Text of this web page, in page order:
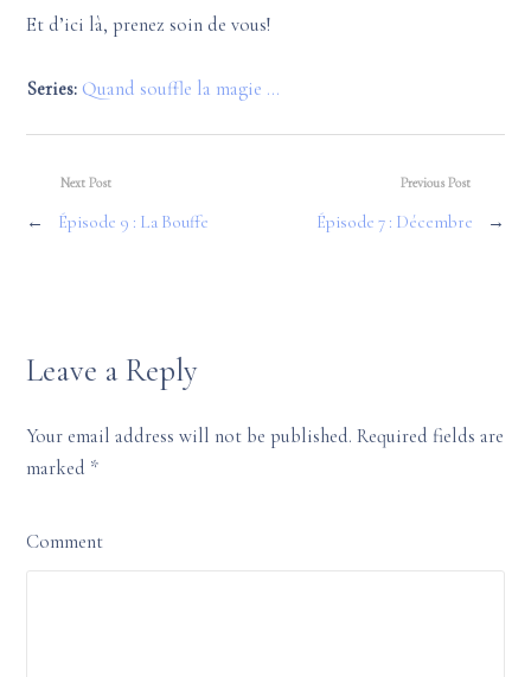
Et d’ici là, prenez soin de vous!
Series: Quand souffle la magie ...
Previous Post
Épisode 7 : Décembre →
Next Post
← Épisode 9 : La Bouffe
Leave a Reply
Your email address will not be published. Required fields are
marked *
Comment